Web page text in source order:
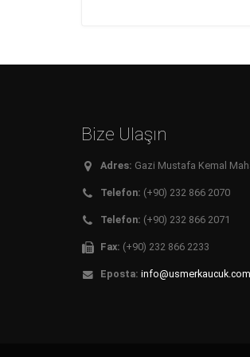
Bize Ulaşın
Adres: Gazi Mustafa Kemal
Telefon: (+90) 232 866 2070
Telefon: (+90) 232 866 2071
Fax: (+90) 232 866 2233
Eposta: info@usmerkaucuk.com